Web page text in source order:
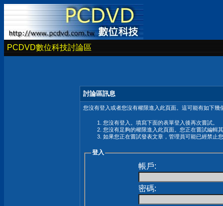
PCDVD數位科技討論區
討論區訊息
您沒有登入或者您沒有權限進入此頁面。這可能有如下幾
您沒有登入。填寫下面的表單登入後再次嘗試。
您沒有足夠的權限進入此頁面。您正在嘗試編輯
如果您正在嘗試發表文章，管理員可能已經禁止
登入
帳戶:
密碼: